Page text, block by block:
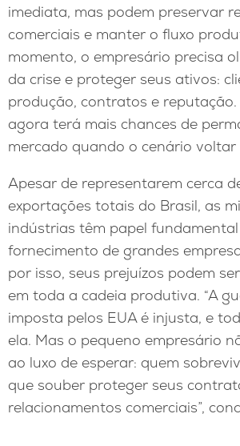
imediata, mas podem preservar
comerciais e manter o fluxo
momento, o empresário precisa
da crise e proteger seus ativos:
produção, contratos e
agora terá mais chances de
mercado quando o cenário voltar
Apesar de representarem cerca
exportações totais do Brasil, as
indústrias têm papel
fornecimento de grandes
por isso, seus prejuízos podem
em toda a cadeia produtiva. “A
imposta pelos EUA é injusta, e
ela. Mas o pequeno empresário
ao luxo de esperar: quem
que souber proteger seus
relacionamentos comerciais”,